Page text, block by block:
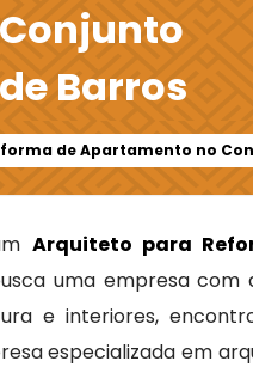
Barros
de Apartamento no
Arquiteto para
uma empresa
e interiores,
especializada em